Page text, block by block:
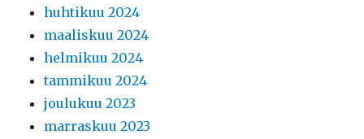
huhtikuu 2024
maaliskuu 2024
helmikuu 2024
tammikuu 2024
joulukuu 2023
marraskuu 2023